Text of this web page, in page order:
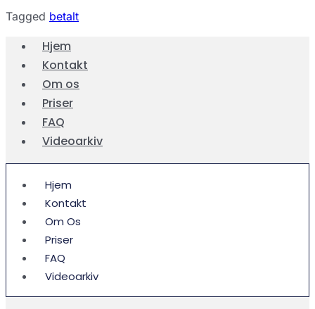
Tagged betalt
Hjem
Kontakt
Om os
Priser
FAQ
Videoarkiv
Hjem
Kontakt
Om Os
Priser
FAQ
Videoarkiv